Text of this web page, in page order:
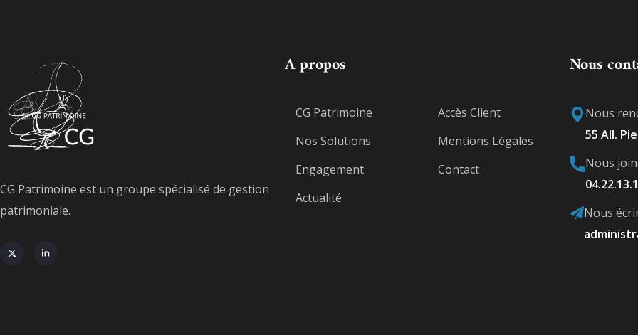
CG Patrimoine est un groupe spécialisé de gestion
patrimoniale.
A propos
CG Patrimoine
Nos Solutions
Engagement
Actualité
Accès Client
Mentions Légales
Contact
Nous
Nous
55 All.
Nous
Nous